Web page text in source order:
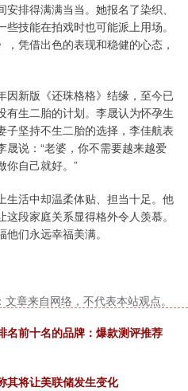
排得满满当当。她报名了染织、
技能在拍戏时也可能派上用场。
凭借出色的表现和稳健的心态，
因新版《还珠格格》结缘，至今已
有生二胎的计划。李晟认为怀孕生
子坚持不生二胎的选择，李佳航表
说：“老婆，你不需要越来越爱
你自己就好。”
生活中却温柔体贴、担当十足。他
段家庭关系显得格外令人羡慕。
们永远幸福美满。
章来自网络，不代表本站观点。
名前十名的品牌：爆款测评推荐
其将让美联储发生变化